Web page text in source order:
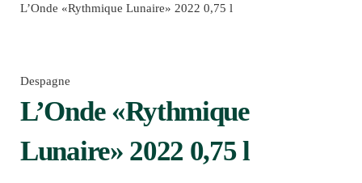
L’Onde «Rythmique Lunaire» 2022 0,75 l
Despagne
L’Onde «Rythmique
Lunaire» 2022 0,75 l